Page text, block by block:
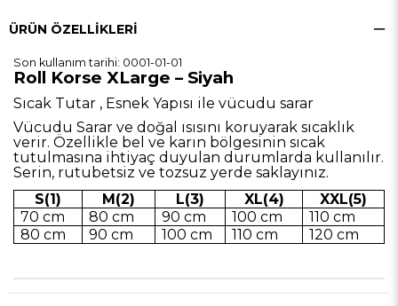
ÜRÜN ÖZELLIKLERI
Son kullanım tarihi: 0001-01-01
Roll Korse XLarge – Siyah
Sıcak Tutar , Esnek Yapısı ile vücudu sarar
Vücudu Sarar ve doğal ısısını koruyarak sıcaklık
verir. Özellikle bel ve karın bölgesinin sıcak
tutulmasına ihtiyaç duyulan durumlarda kullanılır.
Serin, rutubetsiz ve tozsuz yerde saklayınız.
S(1)
M(2) L(3) XL(4)
XXL(5)
70 cm
80 cm 90 cm 100 cm
110 cm
80 cm
90 cm 100 cm 110 cm 120 cm